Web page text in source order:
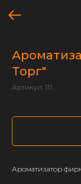
Торг"
Артикул: 111
Ароматизатор